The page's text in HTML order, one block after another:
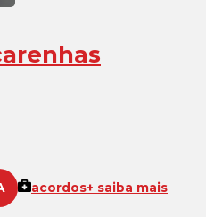
acordos+ saiba mais